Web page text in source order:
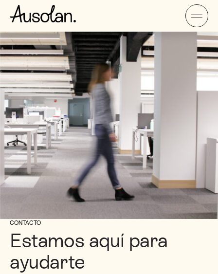
CONTACTO
Estamos aquí para
ayudarte